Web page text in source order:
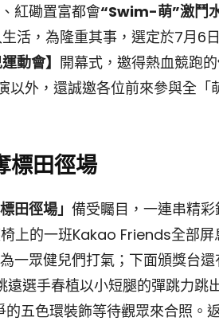
、紅磡置富都會“Swim-萌”激鬥
活，為隆重其事，選定於7月6
動會】 開幕式，邀得熱血競跑的
以外，還誠邀各位前來參與全「
標田徑場
徑場」 備受矚目，一連串精
上的一班Kakao Friends全部屏
一眾健兒們打氣；下面頒獎台
遠選手春植以小短腿的彈跳力跳
五色環裝飾等待觀眾來合照。